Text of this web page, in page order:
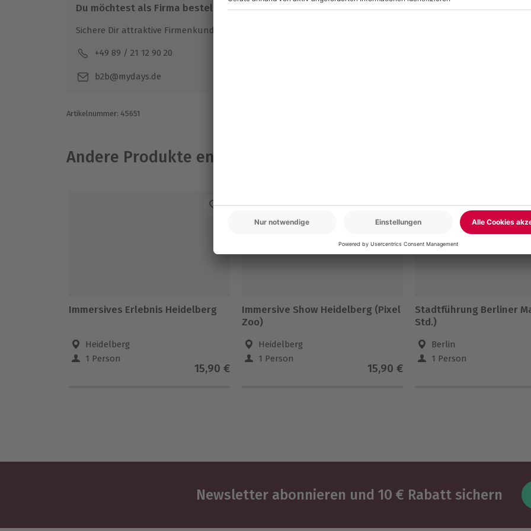
Du möchtest als Firma bestellen?
Sichere Dir attraktive Firmenkunden Vorteile.
+49 89 / 21 12 90 20
b2b@mydays.de
Artikelnummer: 45651
Andere Produkte entdecken
Immersives Erlebnis Heidelberg
Heidelberg
1 Person
15,90 €
Immersive Show Heidelberg (Pixel
Zoo)
Heidelberg
1 Person
15,90 €
Stadtführung Berliner
Std.)
Berlin
1 Person
Newsletter abonnieren und 10 € Rabatt sichern